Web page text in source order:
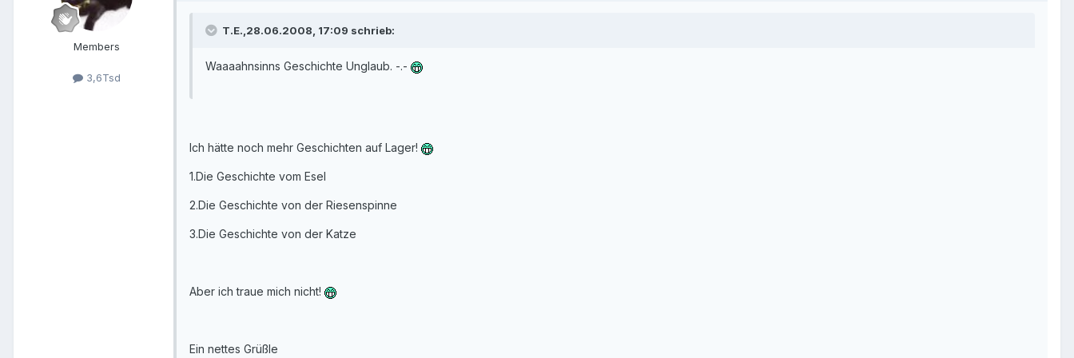
Members
3,6Tsd
T.E.,28.06.2008, 17:09 schrieb:
Waaaahnsinns Geschichte Unglaub. -.-
Ich hätte noch mehr Geschichten auf Lager!
1.Die Geschichte vom Esel
2.Die Geschichte von der Riesenspinne
3.Die Geschichte von der Katze
Aber ich traue mich nicht!
Ein nettes Grüßle